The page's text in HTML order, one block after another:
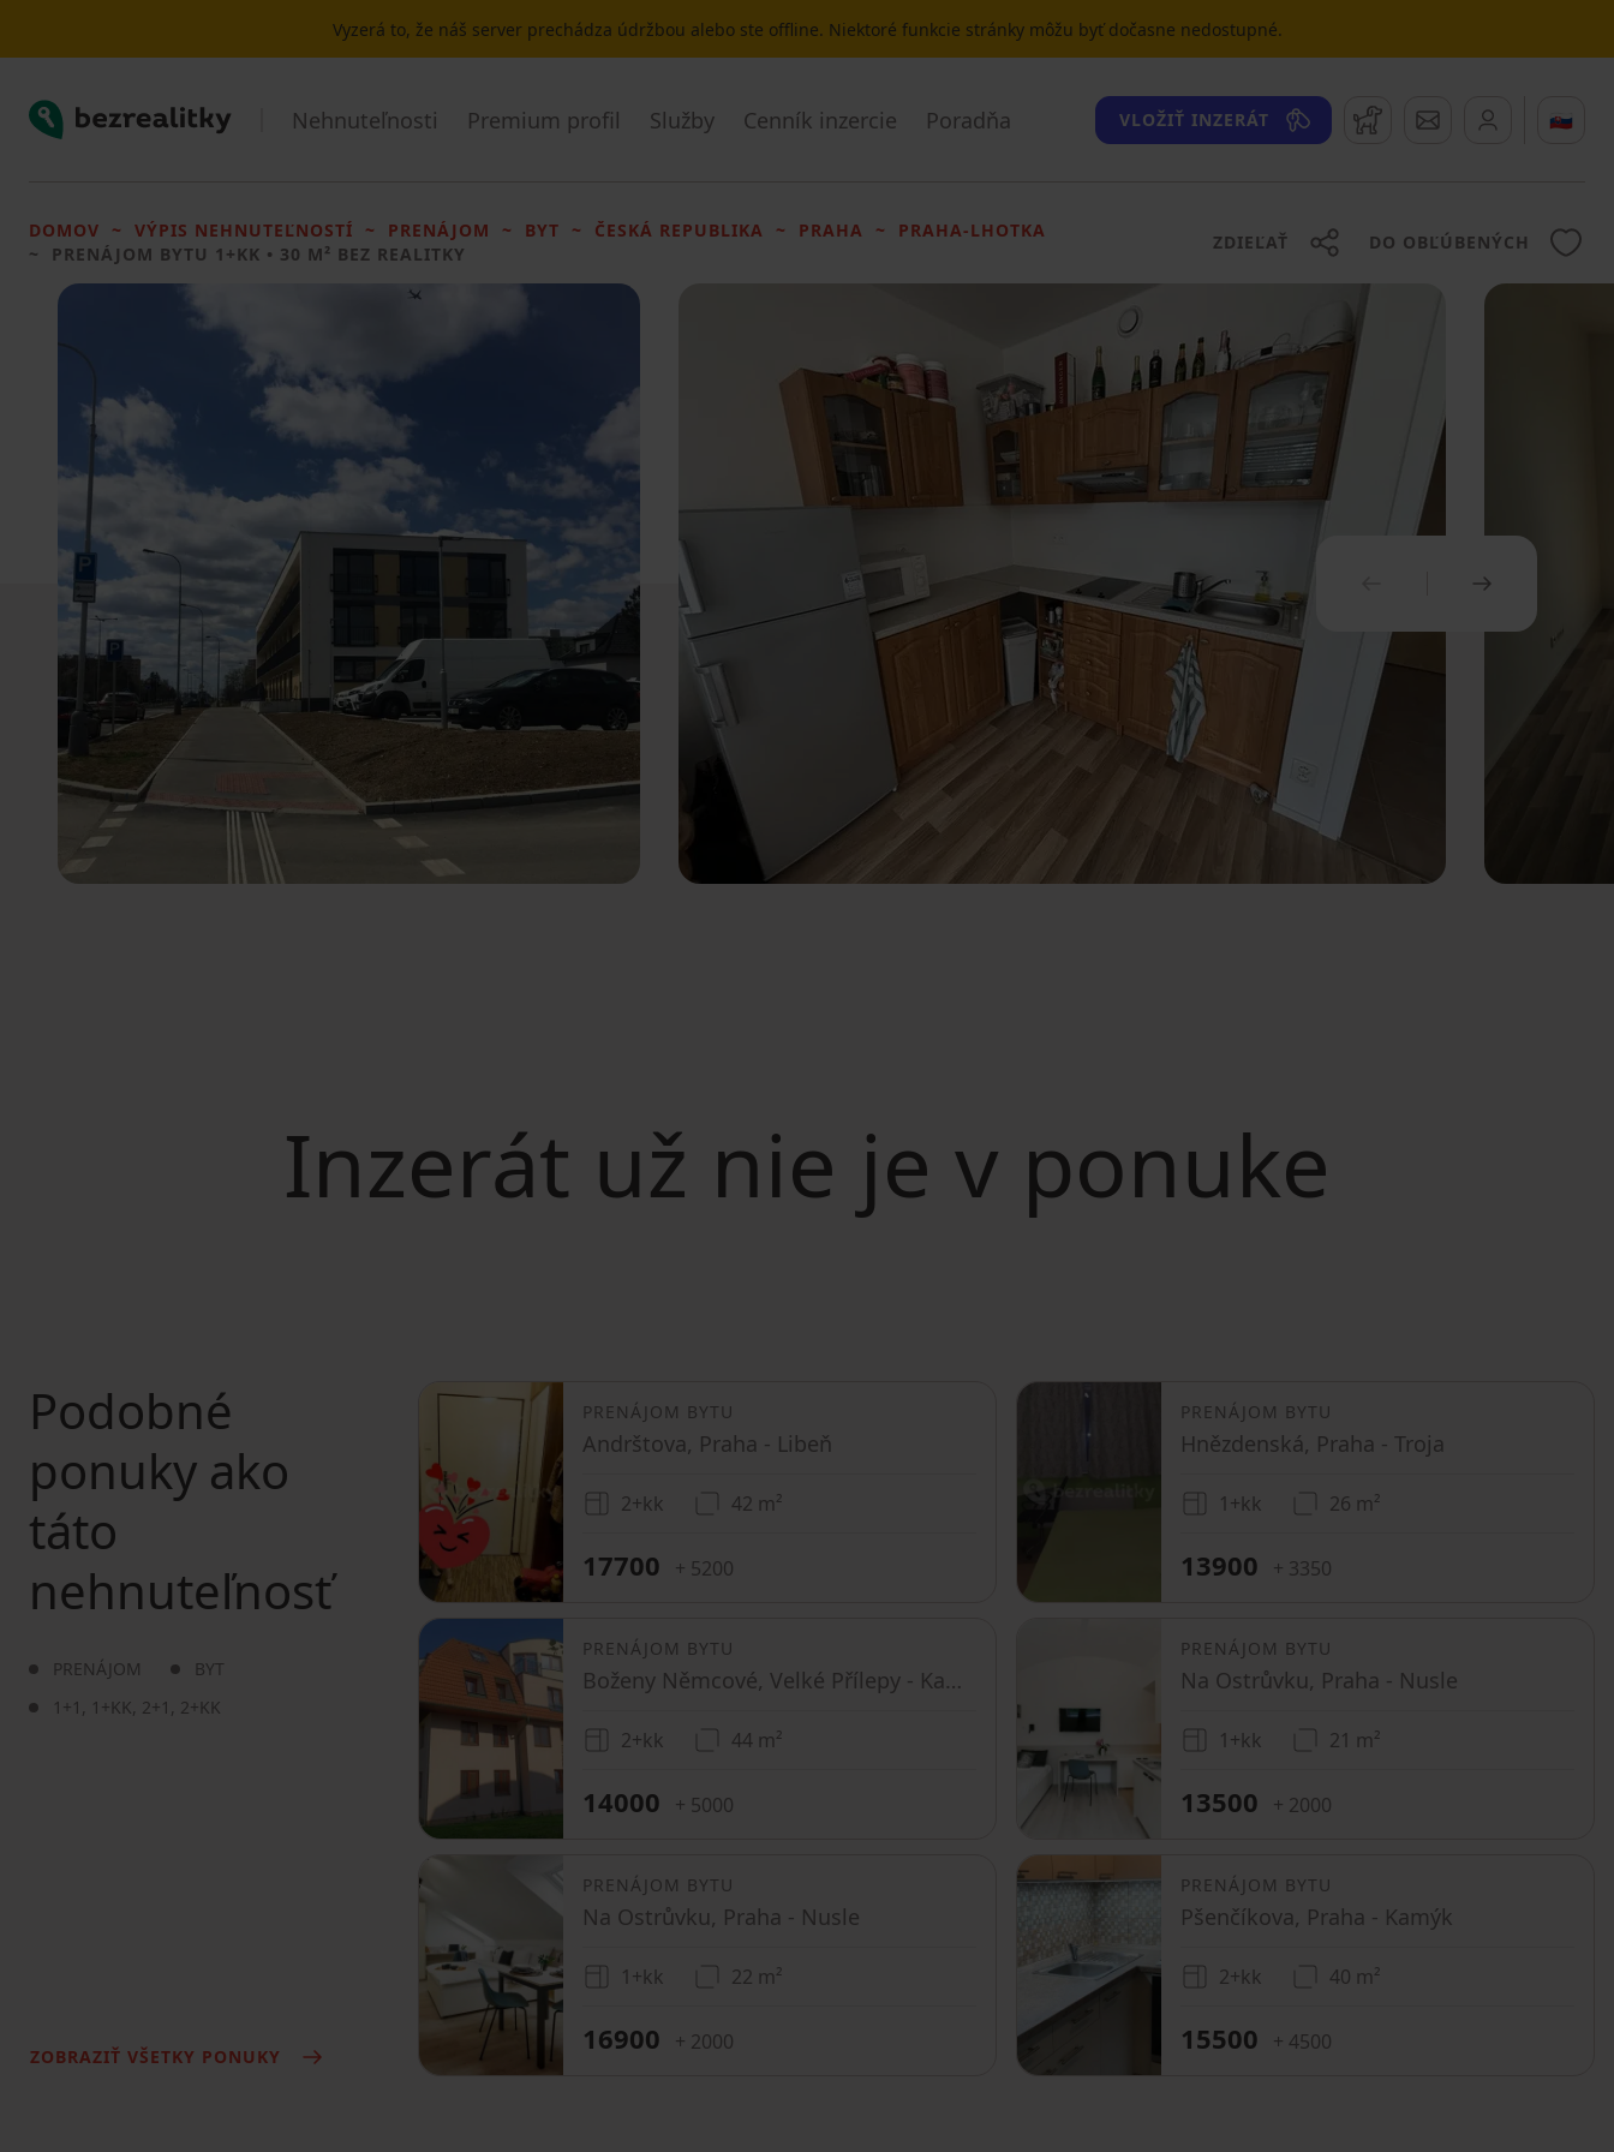
Vyzerá to, že náš server prechádza údržbou alebo ste offline. Niektoré funkcie stránky môžu byť dočasne nedostupné.
Bezrealitky Nehnuteľnosti Premium profil Služby Cenník inzercie Poradňa VLOŽIŤ INZERÁT Strážny pesSprávy 🇸🇰
DOMOV VÝPIS NEHNUTEĽNOSTÍ PRENÁJOM BYT ČESKÁ REPUBLIKA PRAHA
PRAHA-LHOTKA
PRENÁJOM BYTU 1+KK • 30 M² BEZ REALITKY
ZDIEĽAŤ DO OBĽÚBENÝCH
PREDCHÁDZAJÚCI
Inzerát už nie je v ponuke
Podobné
ponuky ako
táto
nehnuteľnosť
PRENÁJOM
BYT
1+1 , 1+KK, 2+1 , 2+KK
ZOBRAZIŤ VŠETKY PONUKY
PRENÁJOM BYTU
Andrštova, Praha - Libeň
2+kk 42 m²
17700 + 5200
PRENÁJOM BYTU
Hnězdenská, Praha - Troja
1+kk 26 m²
13900 + 3350
PRENÁJOM BYTU
Boženy Němcové, Velké Přílepy - Kamýk u Velkých Přílep, Středočeský kraj
2+kk 44 m²
14000 + 5000
PRENÁJOM BYTU
Na Ostrůvku, Praha - Nusle
1+kk 21 m²
13500 + 2000
PRENÁJOM BYTU
Na Ostrůvku, Praha - Nusle
1+kk 22 m²
16900 + 2000
PRENÁJOM BYTU
Pšenčíkova, Praha - Kamýk
2+kk 40 m²
15500 + 4500